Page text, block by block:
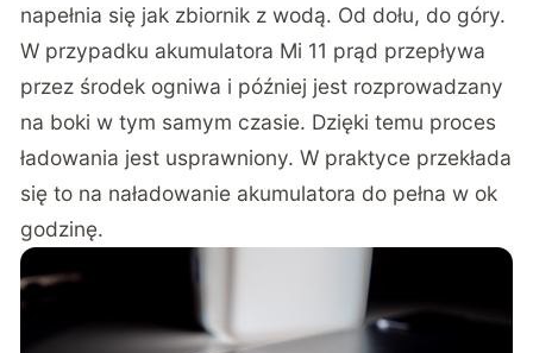
napełnia się jak zbiornik z wodą. Od dołu, do góry.
W przypadku akumulatora Mi 11 prąd przepływa
przez środek ogniwa i później jest rozprowadzany
na boki w tym samym czasie. Dzięki temu proces
ładowania jest usprawniony. W praktyce przekłada
się to na naładowanie akumulatora do pełna w ok
godzinę.